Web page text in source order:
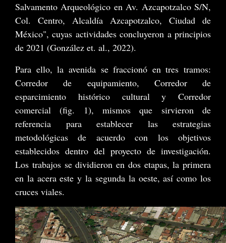
Salvamento Arqueológico en Av. Azcapotzalco S/N,
Col. Centro, Alcaldía Azcapotzalco, Ciudad de
México", cuyas actividades concluyeron a principios
de 2021 (González et. al., 2022).
Para ello, la avenida se fraccionó en tres tramos:
Corredor de equipamiento, Corredor de
esparcimiento histórico cultural y Corredor
comercial (fig. 1), mismos que sirvieron de
referencia para establecer las estrategias
metodológicas de acuerdo con los objetivos
establecidos dentro del proyecto de investigación.
Los trabajos se dividieron en dos etapas, la primera
en la acera este y la segunda la oeste, así como los
cruces viales.